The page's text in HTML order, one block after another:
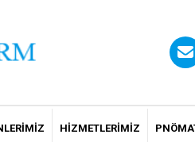
HIZMETLERIMIZ